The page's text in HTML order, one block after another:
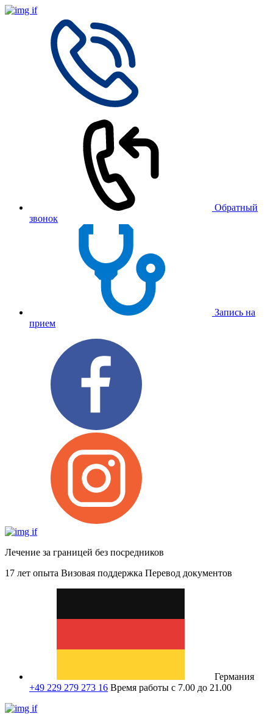
Обратный
звонок
Запись на
прием
Лечение за границей без посредников
17 лет опыта Визовая поддержка Перевод документов
Германия
+49 229 279 273 16 Время работы с 7.00 до 21.00